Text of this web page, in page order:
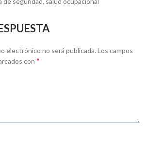
electrónico no será publicada. Los campos
con *